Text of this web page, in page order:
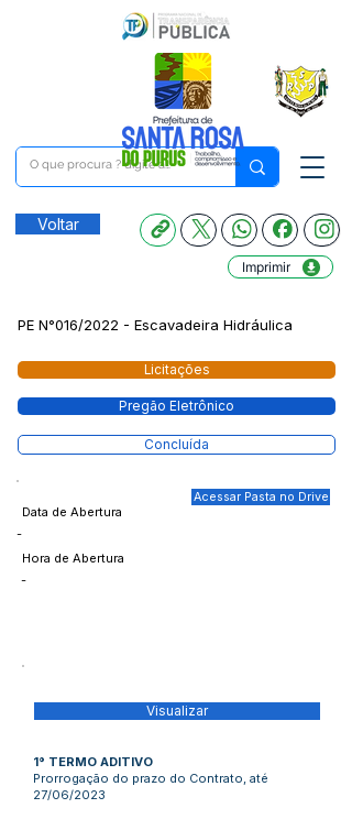
Voltar
Imprimir
PE N°016/2022 - Escavadeira Hidráulica
Licitações
Pregão Eletrônico
Concluída
Data de Abertura
Acessar Pasta no Drive
-
Hora de Abertura
-
Visualizar
1° TERMO ADITIVO
Prorrogação do prazo do Contrato, até
27/06/2023